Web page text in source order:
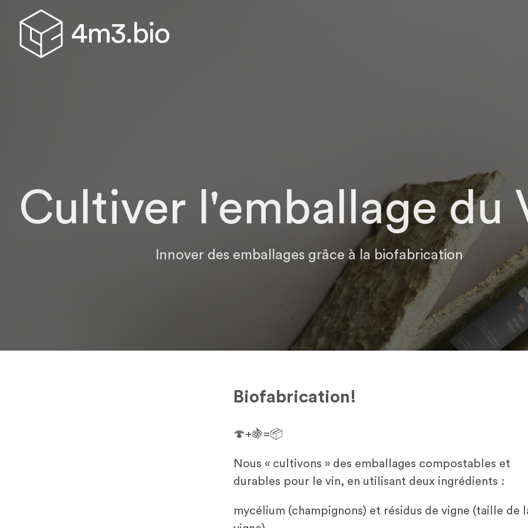
Cultiver l'emballage du
Innover des emballages grâce à la biofabrication
Biofabrication!
🍄+🍇=📦
Nous « cultivons » des emballages compostables et
durables pour le vin, en utilisant deux ingrédients :
mycélium (champignons) et résidus de vigne (taille de